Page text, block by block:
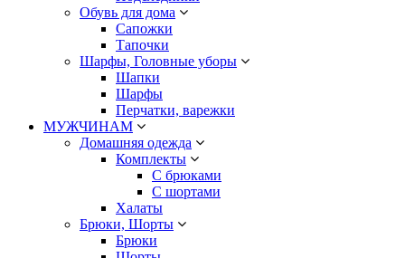
Обувь для дома
Сапожки
Тапочки
Шарфы, Головные уборы
Шапки
Шарфы
Перчатки, варежки
МУЖЧИНАМ
Домашняя одежда
Комплекты
С брюками
С шортами
Халаты
Брюки, Шорты
Брюки